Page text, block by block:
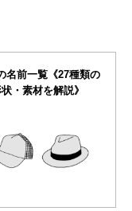
名前一覧《27種類の
・素材を解説》